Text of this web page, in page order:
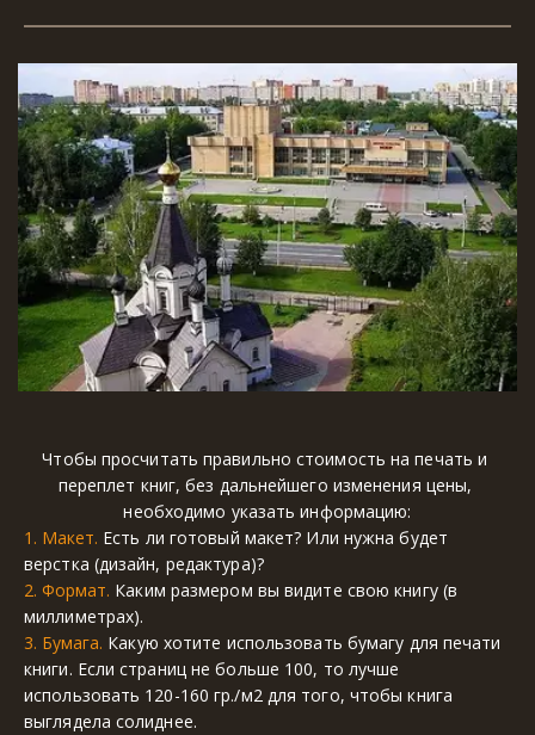
Чтобы просчитать правильно стоимость на печать и
переплет книг, без дальнейшего изменения цены,
необходимо указать информацию:
1. Макет. Есть ли готовый макет? Или нужна будет
верстка (дизайн, редактура)?
2. Формат. Каким размером вы видите свою книгу (в
миллиметрах).
3. Бумага. Какую хотите использовать бумагу для печати
книги. Если страниц не больше 100, то лучше
использовать 120-160 гр./м2 для того, чтобы книга
выглядела солиднее.